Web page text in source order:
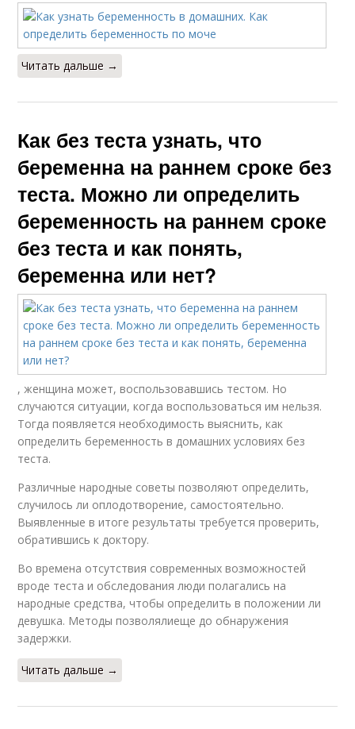
Читать дальше →
Как без теста узнать, что
беременна на раннем сроке без
теста. Можно ли определить
беременность на раннем сроке
без теста и как понять,
беременна или нет?
, женщина может, воспользовавшись тестом. Но
случаются ситуации, когда воспользоваться им нельзя.
Тогда появляется необходимость выяснить, как
определить беременность в домашних условиях без
теста.
Различные народные советы позволяют определить,
случилось ли оплодотворение, самостоятельно.
Выявленные в итоге результаты требуется проверить,
обратившись к доктору.
Во времена отсутствия современных возможностей
вроде теста и обследования люди полагались на
народные средства, чтобы определить в положении ли
девушка. Методы позволялиеще до обнаружения
задержки.
Читать дальше →